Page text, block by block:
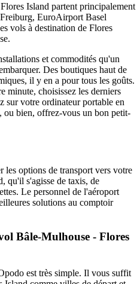
Island partent principalement
EuroAirport Basel
vols à destination de Flores
et commodités qu'un
Des boutiques haut de
il y en a pour tous les goûts.
minute, choisissez les derniers
sur votre ordinateur portable en
ou bien, offrez-vous un bon petit-
options de transport vers votre
qu'il s'agisse de taxis, de
Le personnel de l'aéroport
solutions au comptoir
Bâle-Mulhouse - Flores
est très simple. Il vous suffit